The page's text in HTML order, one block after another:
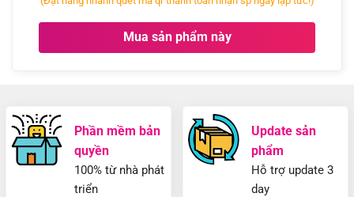
Mua sản phẩm này
Phần mềm bản
quyền
100% từ nhà phát
triển
Update sản
phẩm
Hỗ trợ update 3
day